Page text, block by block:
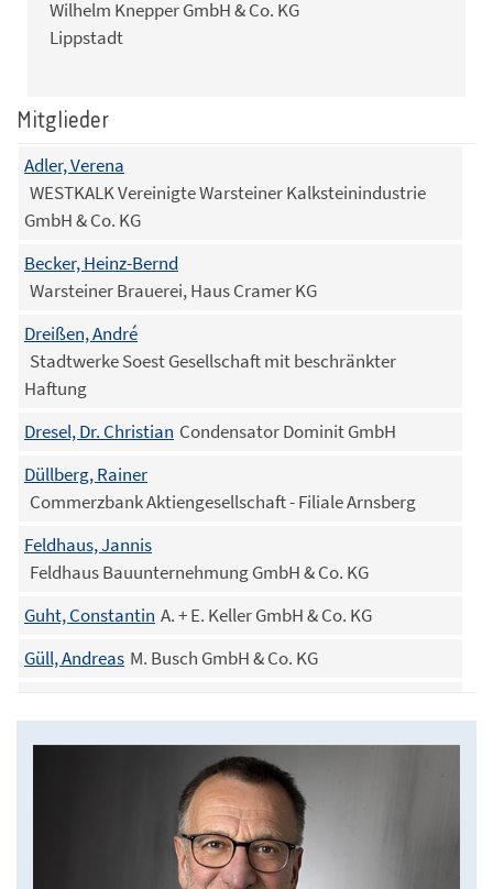
Wilhelm Knepper GmbH & Co. KG
Lippstadt
Mitglieder
Adler, Verena
WESTKALK Vereinigte Warsteiner Kalksteinindustrie
GmbH & Co. KG
Becker, Heinz-Bernd
Warsteiner Brauerei, Haus Cramer KG
Dreißen, André
Stadtwerke Soest Gesellschaft mit beschränkter
Haftung
Dresel, Dr. Christian Condensator Dominit GmbH
Düllberg, Rainer
Commerzbank Aktiengesellschaft - Filiale Arnsberg
Feldhaus, Jannis
Feldhaus Bauunternehmung GmbH & Co. KG
Guht, Constantin A. + E. Keller GmbH & Co. KG
Güll, Andreas M. Busch GmbH & Co. KG
Rudolf Hillebrand GmbH & Co. KG
Calcis Warstein GmbH & Co. KG
BWE e.V. Regionalverband Südwestfalen